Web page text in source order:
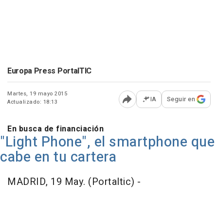
Europa Press PortalTIC
Martes, 19 mayo 2015
Actualizado: 18:13
Abrir opciones para
IA Seguir en
En busca de financiación
"Light Phone", el smartphone que
cabe en tu cartera
MADRID, 19 May. (Portaltic) -